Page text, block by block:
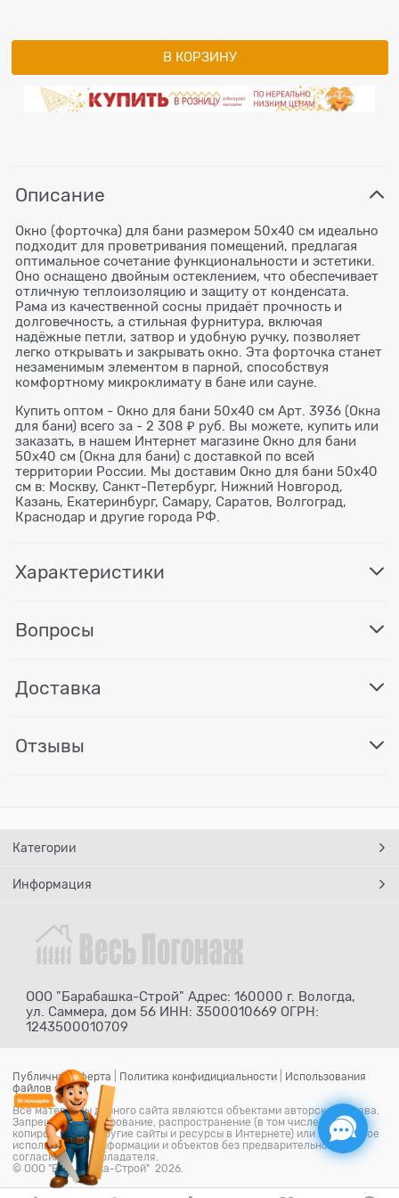
В КОРЗИНУ
Описание
Окно (форточка) для бани размером 50х40 см идеально
подходит для проветривания помещений, предлагая
оптимальное сочетание функциональности и эстетики.
Оно оснащено двойным остеклением, что обеспечивает
отличную теплоизоляцию и защиту от конденсата.
Рама из качественной сосны придаёт прочность и
долговечность, а стильная фурнитура, включая
надёжные петли, затвор и удобную ручку, позволяет
легко открывать и закрывать окно. Эта форточка станет
незаменимым элементом в парной, способствуя
комфортному микроклимату в бане или сауне.
Купить оптом - Окно для бани 50х40 см Арт. 3936 (Окна
для бани) всего за - 2 308 ₽ руб. Вы можете, купить или
заказать, в нашем Интернет магазине Окно для бани
50х40 см (Окна для бани) с доставкой по всей
территории России. Мы доставим Окно для бани 50х40
см в: Москву, Санкт-Петербург, Нижний Новгород,
Казань, Екатеринбург, Самару, Саратов, Волгоград,
Краснодар и другие города РФ.
Характеристики
Вопросы
Доставка
Отзывы
Категории
Информация
ООО "Барабашка-Строй" Адрес: 160000 г. Вологда,
ул. Саммера, дом 56 ИНН: 3500010669 ОГРН:
1243500010709
Публичная оферта Политика конфидициальности
Использования
файлов cookie
Все материалы данного сайта являются объектами авторского права.
Запрещается копирование, распространение (в том числе путем
копирования на другие сайты и ресурсы в Интернете) или любое иное
использование информации и объектов без предварительного
согласия правообладателя.
© ООО "Барабашка-Строй" 2026.